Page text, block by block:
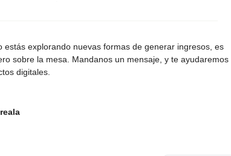
estás explorando nuevas formas de generar ingresos, es
sobre la mesa. Mandanos un mensaje, y te ayudaremos
digitales.